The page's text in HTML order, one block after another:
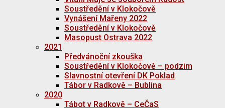
Soustředění v Klokočově
Vynášení Mařeny 2022
Soustředění v Klokočově
Masopust Ostrava 2022
2021
Předvánoční zkouška
Soustředění v Klokočově – podzim
Slavnostní otevření DK Poklad
Tábor v Radkově – Bublina
2020
Tábot v Radkově – CeČaS